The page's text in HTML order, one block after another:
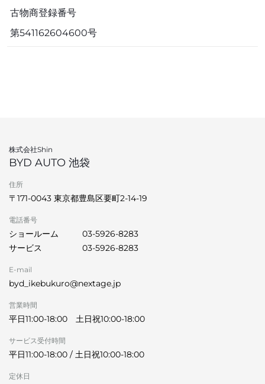
古物商登録番号
第541162604600号
株式会社Shin
BYD AUTO 池袋
住所
〒171-0043 東京都豊島区要町2-14-19
電話番号
ショールーム
03-5926-8283
サービス
03-5926-8283
E-mail
byd_ikebukuro@nextage.jp
営業時間
平日11:00-18:00 土日祝10:00-18:00
サービス受付時間
平日11:00-18:00 / 土日祝10:00-18:00
定休日